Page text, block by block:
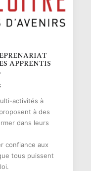
APPRENTIS
activités à
à des
dans leurs
confiance aux
tous puissent